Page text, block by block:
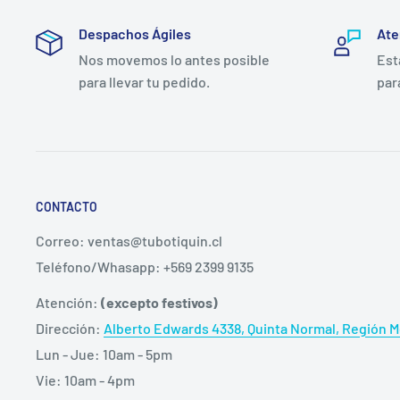
10 Agujas quirúrgicas
1 Venda de gasa
1 Caja de homopolímero
Despachos Ágiles
Nos movemos lo antes posible
para llevar tu pedido.
CONTACTO
Correo: ventas@tubotiquin.cl
Teléfono/Whasapp: +569 2399 9135
Atención: (excepto festivos)
Dirección: Alberto Edwards 4338, Quinta Normal, Región
Lun - Jue: 10am - 5pm
Vie: 10am - 4pm